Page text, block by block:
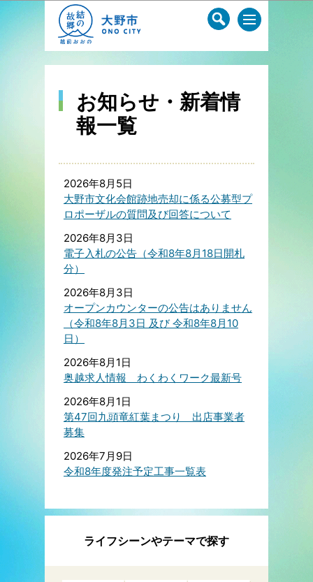
このページの本文へ移動
お知らせ・新着情
報一覧
2026年8月5日
大野市文化会館跡地売却に係る公募型プ
ロポーザルの質問及び回答について
2026年8月3日
電子入札の公告（令和8年8月18日開札
分）
2026年8月3日
オープンカウンターの公告はありません
（令和8年8月3日 及び 令和8年8月10
日）
2026年8月1日
奥越求人情報 わくわくワーク最新号
2026年8月1日
第47回九頭竜紅葉まつり 出店事業者
募集
2026年7月9日
令和8年度発注予定工事一覧表
ライフシーンやテーマで探す